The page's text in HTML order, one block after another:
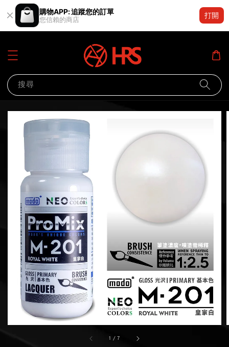
購物APP: 追蹤您的訂單
您信賴的商店
打開
搜尋
1 /7